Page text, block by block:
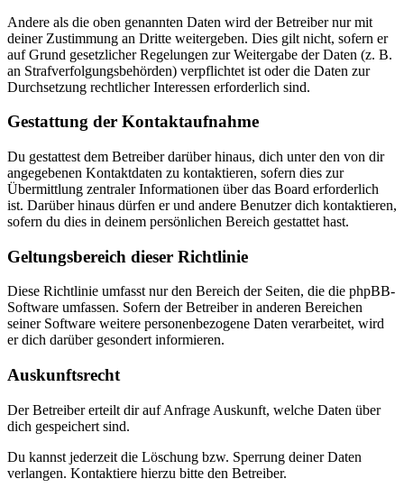
Andere als die oben genannten Daten wird der Betreiber nur mit
deiner Zustimmung an Dritte weitergeben. Dies gilt nicht, sofern er
auf Grund gesetzlicher Regelungen zur Weitergabe der Daten (z. B.
an Strafverfolgungsbehörden) verpflichtet ist oder die Daten zur
Durchsetzung rechtlicher Interessen erforderlich sind.
Gestattung der Kontaktaufnahme
Du gestattest dem Betreiber darüber hinaus, dich unter den von dir
angegebenen Kontaktdaten zu kontaktieren, sofern dies zur
Übermittlung zentraler Informationen über das Board erforderlich
ist. Darüber hinaus dürfen er und andere Benutzer dich kontaktieren,
sofern du dies in deinem persönlichen Bereich gestattet hast.
Geltungsbereich dieser Richtlinie
Diese Richtlinie umfasst nur den Bereich der Seiten, die die phpBB-
Software umfassen. Sofern der Betreiber in anderen Bereichen
seiner Software weitere personenbezogene Daten verarbeitet, wird
er dich darüber gesondert informieren.
Auskunftsrecht
Der Betreiber erteilt dir auf Anfrage Auskunft, welche Daten über
dich gespeichert sind.
Du kannst jederzeit die Löschung bzw. Sperrung deiner Daten
verlangen. Kontaktiere hierzu bitte den Betreiber.